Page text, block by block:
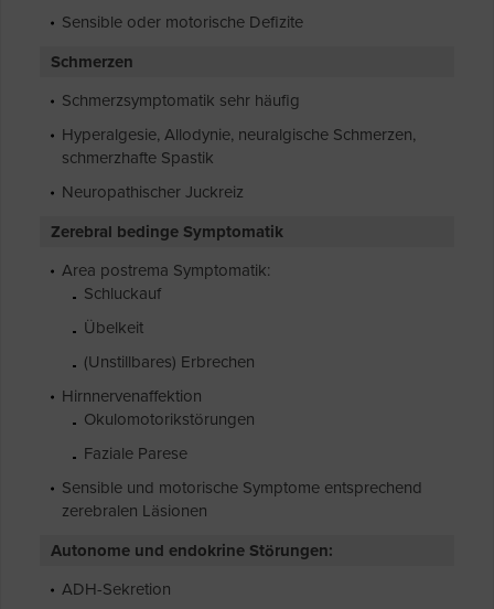
Sensible oder motorische Defizite
Schmerzen
Schmerzsymptomatik sehr häufig
Hyperalgesie, Allodynie, neuralgische Schmerzen,
schmerzhafte Spastik
Neuropathischer Juckreiz
Zerebral bedinge Symptomatik
Area postrema Symptomatik:
Schluckauf
Übelkeit
(Unstillbares) Erbrechen
Hirnnervenaffektion
Okulomotorikstörungen
Faziale Parese
Sensible und motorische Symptome entsprechend
zerebralen Läsionen
Autonome und endokrine Störungen:
ADH-Sekretion